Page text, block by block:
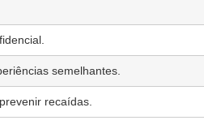
semelhantes.
recaídas.